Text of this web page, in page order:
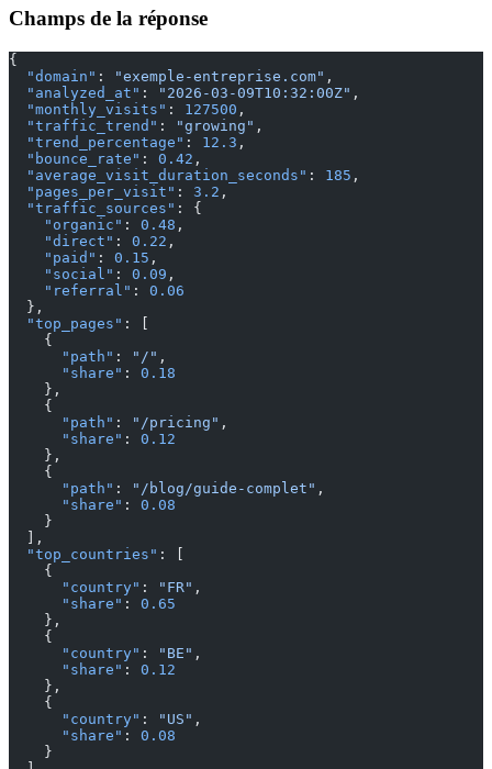
Champs de la réponse
{
  "domain"
: "exemple-entreprise.com" ,
  "analyzed_at"
: "2026-03-09T10:32:00Z" ,
  "monthly_visits"
: 127500 ,
  "traffic_trend"
: "growing" ,
  "trend_percentage"
: 12.3 ,
  "bounce_rate"
: 0.42 ,
  "average_visit_duration_seconds"
: 185 ,
  "pages_per_visit"
: 3.2 ,
  "traffic_sources"
: {
    "organic"
: 0.48 ,
    "direct"
: 0.22 ,
    "paid"
: 0.15 ,
    "social"
: 0.09 ,
    "referral"
: 0.06
  },
  "top_pages"
: [
    {
      "path"
: "/" ,
      "share"
: 0.18
    },
    {
      "path"
: "/pricing" ,
      "share"
: 0.12
    },
    {
      "path"
: "/blog/guide-complet" ,
      "share"
: 0.08
    }
  ],
  "top_countries"
: [
    {
      "country"
: "FR" ,
      "share"
: 0.65
    },
    {
      "country"
: "BE" ,
      "share"
: 0.12
    },
    {
      "country"
: "US" ,
      "share"
: 0.08
    }